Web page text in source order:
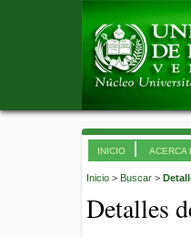
INICIO ACERCA
Inicio > Buscar >
Detalles